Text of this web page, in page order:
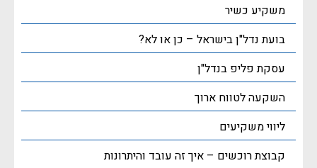
משקיע כשיר
בועת נדל"ן בישראל – כן או לא?
עסקת פליפ בנדל"ן
השקעה לטווח ארוך
ליווי משקיעים
קבוצת רוכשים – איך זה עובד והיתרונות